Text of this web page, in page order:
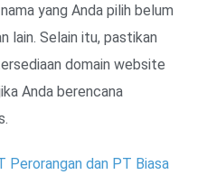
yang Anda pilih belum
lain. Selain itu, pastikan
domain website
Anda berencana
Perorangan dan PT Biasa